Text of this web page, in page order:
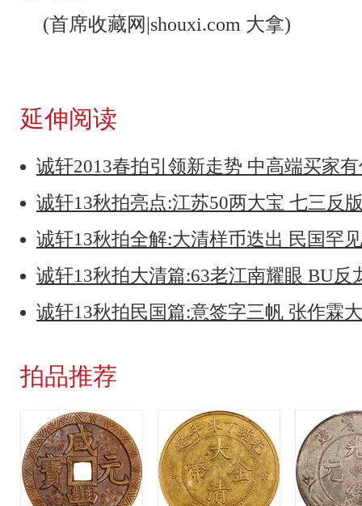
(首席收藏网|shouxi.com 大拿)
延伸阅读
诚轩2013春拍引领新走势 中高端买家
诚轩13秋拍亮点:江苏50两大宝 七三反
诚轩13秋拍全解:大清样币迭出 民国罕
诚轩13秋拍大清篇:63老江南耀眼 BU反
诚轩13秋拍民国篇:意签字三帆 张作霖
拍品推荐